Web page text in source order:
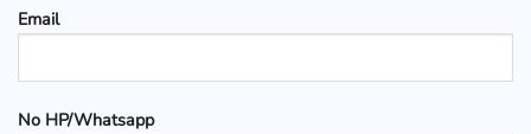
Email
No HP/Whatsapp